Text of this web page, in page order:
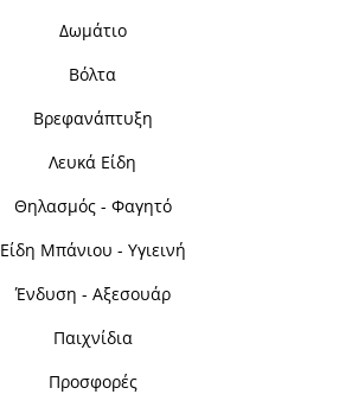
Δωμάτιο
Βόλτα
Βρεφανάπτυξη
Λευκά Είδη
Θηλασμός - Φαγητό
Είδη Μπάνιου - Υγιεινή
Ένδυση - Αξεσουάρ
Παιχνίδια
Προσφορές